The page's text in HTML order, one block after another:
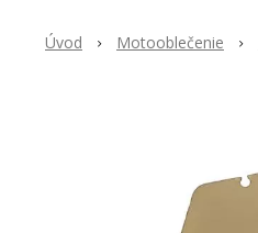
Úvod Motooblečenie